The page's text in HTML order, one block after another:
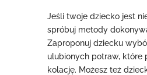
Jeśli twoje dziecko jest
spróbuj metody
Zaproponuj dziecku
ulubionych potraw, które
kolację. Możesz też